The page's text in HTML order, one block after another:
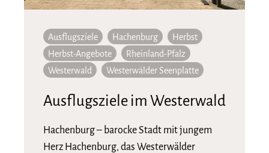
Ausflugsziele Hachenburg
Herbst
Herbst-Angebote
Rheinland-Pfalz
Westerwald
Westerwälder Seenplatte
Ausflugsziele im Westerwald
Hachenburg – barocke Stadt mit jungem
Herz Hachenburg, das Westerwälder